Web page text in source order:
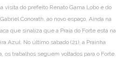
visita do prefeito Renato Gama Lobo e do
Conorath, ao novo espaço. Ainda na
que sinaliza que a Praia do Forte está na
Azul. No último sábado (21), a Prainha
os trabalhos seguem voltados para o Forte.